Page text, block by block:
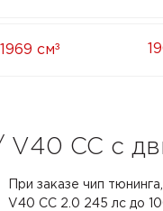
1969 см³
CC с
При заказе чип
V40 CC 2.0 245 лс до